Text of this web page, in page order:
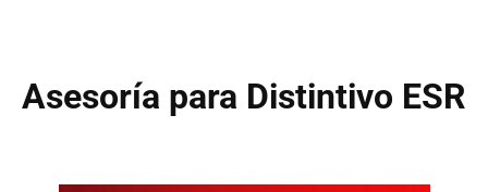
Asesoría para Distintivo ESR